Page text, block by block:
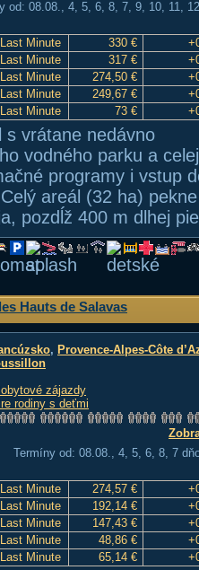
od: 08.08., 4, 5, 6, 8, 7, 9, 10, 11,
Last Minute 330 €
Last Minute 317 €
Last Minute 274,50 €
Last Minute 249,67 €
Last Minute 73 €
s vrátane nedávno
vodného parku a
programy i vstup
areál (32 ha)
pozdĺž 400 m dlhej
Hauts de Salavas
, Provence-Alpes-Côte
zájazdy
rodiny s deťmi
Termíny od: 08.08., 4, 5, 6, 8, 7
Last Minute 274,57 €
Last Minute 192,14 €
Last Minute 147,43 €
Last Minute 48,86 €
Last Minute 65,14 €